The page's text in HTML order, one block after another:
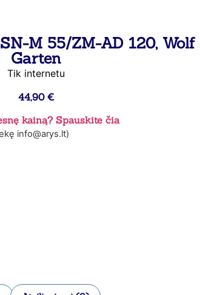
M 55/ZM-AD 120, Wolf
Garten
Tik internetu
44,90 €
kainą? Spauskite čia
info@arys.lt)